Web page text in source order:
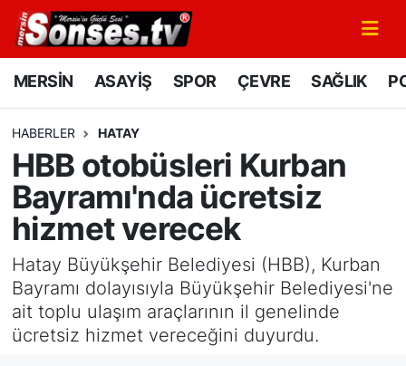
MERSİN ASAYİŞ SPOR ÇEVRE SAĞLIK
HABERLER HATAY
HBB otobüsleri Kurban
Bayramı'nda ücretsiz
hizmet verecek
Hatay Büyükşehir Belediyesi (HBB), Kurban
Bayramı dolayısıyla Büyükşehir Belediyesi'ne
ait toplu ulaşım araçlarının il genelinde
ücretsiz hizmet vereceğini duyurdu.
MERSİN
SPOR
GÜNÜN MANŞETİ
DÜNYA
KÜLTÜR - SANAT
MAGAZİN
Mersin Nöbetçi Eczaneler
Mersin Namaz Vakitleri
Mersin Trafik Yoğunluk Haritası
Süper Lig Puan Durumu ve Fikstür
Tüm Manşetler
Son Dakika Haberleri